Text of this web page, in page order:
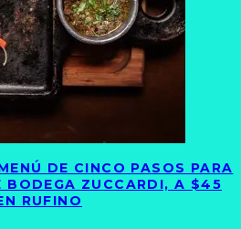
DE CINCO PASOS PARA
BODEGA ZUCCARDI, A $45
RUFINO